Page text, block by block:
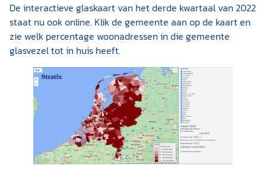
De interactieve glaskaart van het derde kwartaal van 2022
staat nu ook online. Klik de gemeente aan op de kaart en
zie welk percentage woonadressen in die gemeente
glasvezel tot in huis heeft.